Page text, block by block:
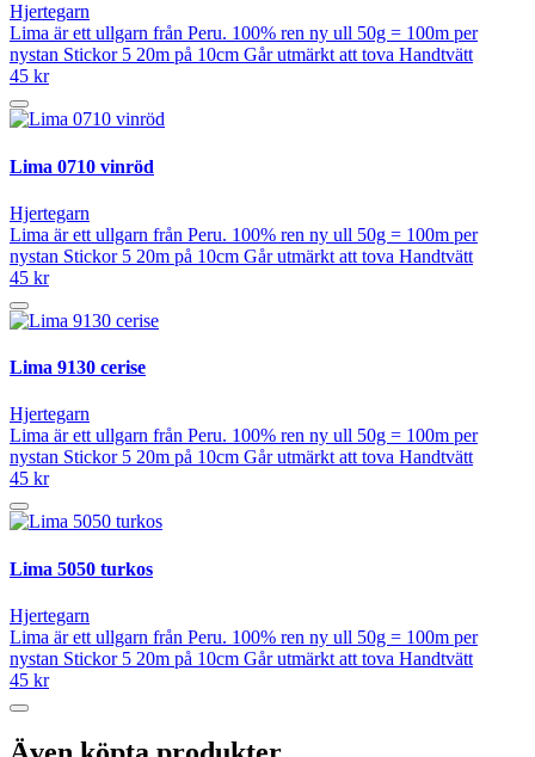
Hjertegarn
Lima är ett ullgarn från Peru. 100% ren ny ull 50g = 100m per
nystan Stickor 5 20m på 10cm Går utmärkt att tova Handtvätt
45 kr
Lima 0710 vinröd
Hjertegarn
Lima är ett ullgarn från Peru. 100% ren ny ull 50g = 100m per
nystan Stickor 5 20m på 10cm Går utmärkt att tova Handtvätt
45 kr
Lima 9130 cerise
Hjertegarn
Lima är ett ullgarn från Peru. 100% ren ny ull 50g = 100m per
nystan Stickor 5 20m på 10cm Går utmärkt att tova Handtvätt
45 kr
Lima 5050 turkos
Hjertegarn
Lima är ett ullgarn från Peru. 100% ren ny ull 50g = 100m per
nystan Stickor 5 20m på 10cm Går utmärkt att tova Handtvätt
45 kr